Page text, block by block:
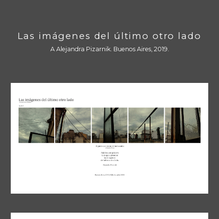
Las imágenes del último otro lado
A Alejandra Pizarnik. Buenos Aires, 2019.